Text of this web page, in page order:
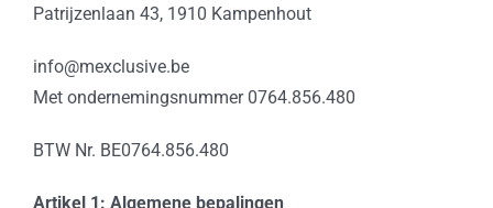
Patrijzenlaan 43, 1910 Kampenhout
info@mexclusive.be
Met ondernemingsnummer 0764.856.480
BTW Nr. BE0764.856.480
Artikel 1: Algemene bepalingen